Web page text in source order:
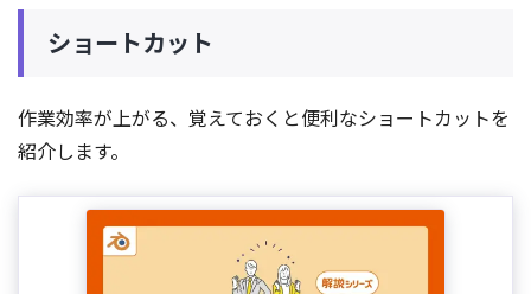
ショートカット
作業効率が上がる、覚えておくと便利なショートカットを
紹介します。